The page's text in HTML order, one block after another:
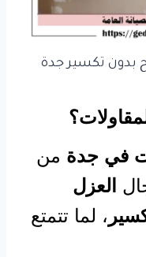
بدون تكسير جدة
في جدة من
العزل
، لما تتمتع